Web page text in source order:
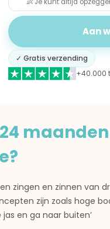
Aan
✓ Gratis verzending
+40.000
zingen en zinnen van
zijn zoals hoge
en ga naar buiten’